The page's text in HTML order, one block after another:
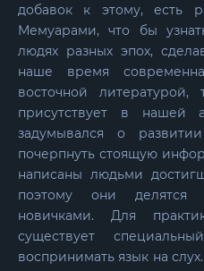
добавок к этому, есть
Мемуарами, что бы
людях разных эпох,
наше время
восточной
присутствует в нашей
задумывался о
почерпнуть стоящую
написаны людьми
поэтому они
новичками. Для
существует
воспринимать язык на